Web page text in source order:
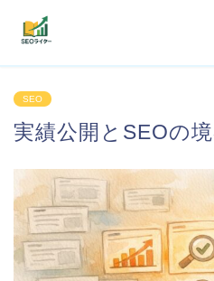
機能
利用者の声
プラン
よくある質問
導入事例
SEO
実績公開とSEOの